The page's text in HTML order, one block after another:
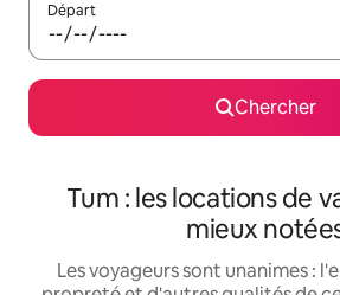
Départ
Chercher
Tum : les locations de
mieux
Les voyageurs sont unanimes :